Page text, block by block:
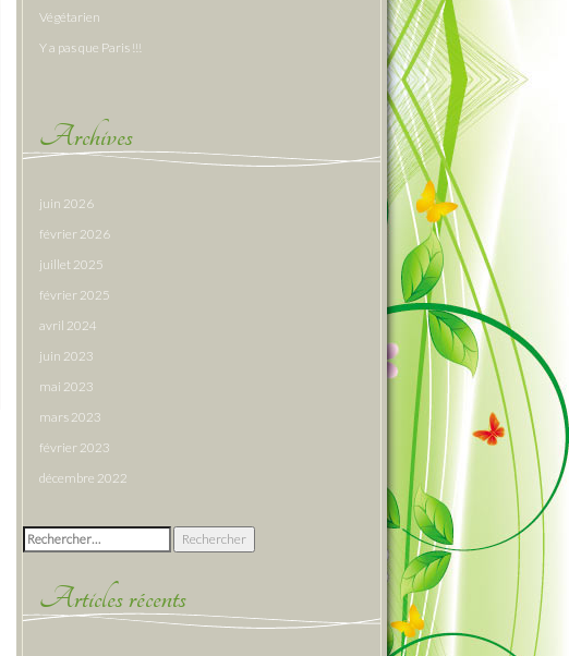
Végétarien
Y a pas que Paris !!!
Archives
juin 2026
février 2026
juillet 2025
février 2025
avril 2024
juin 2023
mai 2023
mars 2023
février 2023
décembre 2022
Rechercher :
Articles récents